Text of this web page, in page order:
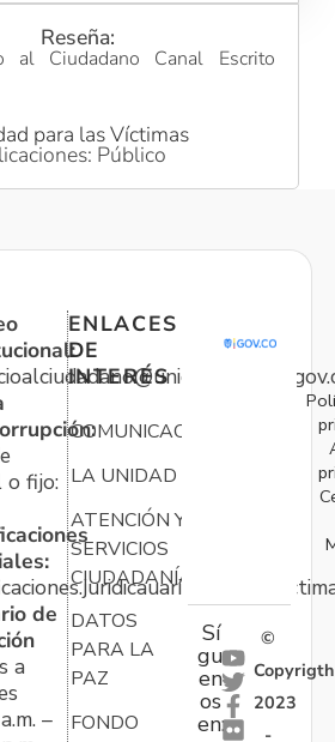
Reseña:
al Ciudadano Canal Escrito
para las Víctimas
Público
o fijo:
de
a
–
ENLACES
DE
INTERÉS
COMUNICACIONES
LA UNIDAD
ATENCIÓN Y
SERVICIOS
CIUDADANÍA
DATOS
PARA LA
PAZ
FONDO
Sí
gu
en
os
en:
©
Copyrigth
2023
-